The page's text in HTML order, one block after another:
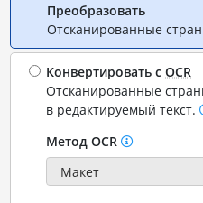
Преобразовать
Отсканированные
Конвертировать сOCR
Отсканированные
в редактируемый текст.
Метод OCR